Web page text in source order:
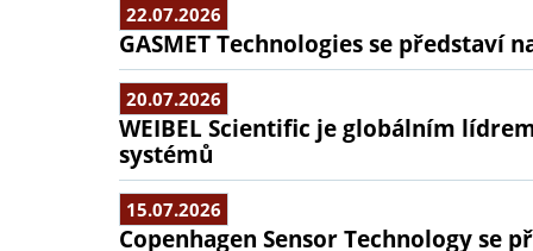
22.07.2026
GASMET Technologies se představí
20.07.2026
WEIBEL Scientific je globálním
systémů
15.07.2026
Copenhagen Sensor Technology se